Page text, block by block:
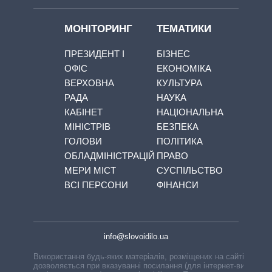
МОНІТОРИНГ
ПРЕЗИДЕНТ І
ОФІС
ВЕРХОВНА
РАДА
КАБІНЕТ
МІНІСТРІВ
ГОЛОВИ
ОБЛАДМІНІСТРАЦІЙ
МЕРИ МІСТ
ВСІ ПЕРСОНИ
ТЕМАТИКИ
БІЗНЕС
ЕКОНОМІКА
КУЛЬТУРА
НАУКА
НАЦІОНАЛЬНА
БЕЗПЕКА
ПОЛІТИКА
ПРАВО
СУСПІЛЬСТВО
ФІНАНСИ
info@slovoidilo.ua
Використання будь-яких матеріалів, розміщених на сайті,
дозволяється при вказуванні посилання (для інтернет-видань